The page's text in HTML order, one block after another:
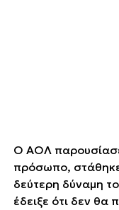
Ο ΑΟΛ παρουσίασε
πρόσωπο,
δεύτερη δύναμη
έδειξε ότι δεν θα